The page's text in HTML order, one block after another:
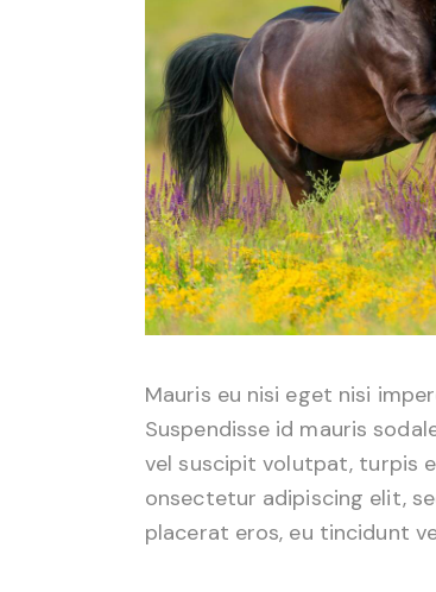
Mauris eu nisi eget nisi
Suspendisse id mauris
vel suscipit volutpat, turpis
onsectetur adipiscing elit,
placerat eros, eu tincidunt